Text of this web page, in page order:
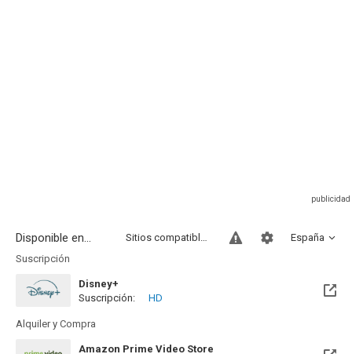
Disponible en... España
Sitios compatibles
Suscripción
Disney+
Suscripción:
HD
Alquiler y Compra
Amazon Prime Video Store